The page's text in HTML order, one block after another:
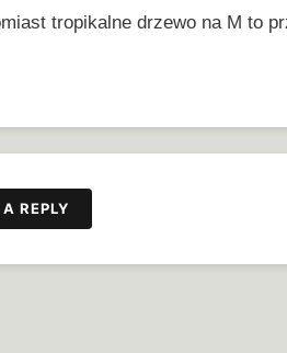
tropikalne drzewo na M to
REPLY